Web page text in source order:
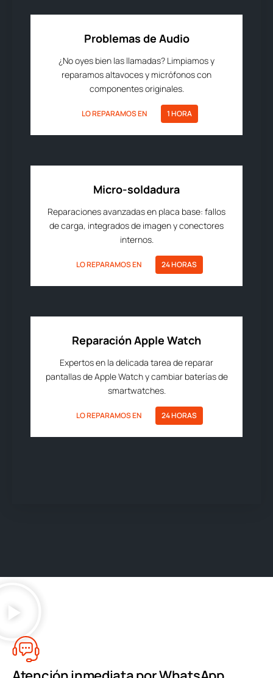
Problemas de Audio
¿No oyes bien las llamadas? Limpiamos y
reparamos altavoces y micrófonos con
componentes originales.
LO REPARAMOS EN 1 HORA
Micro-soldadura
Reparaciones avanzadas en placa base: fallos
de carga, integrados de imagen y conectores
internos.
LO REPARAMOS EN 24 HORAS
Reparación Apple Watch
Expertos en la delicada tarea de reparar
pantallas de Apple Watch y cambiar baterías de
smartwatches.
LO REPARAMOS EN 24 HORAS